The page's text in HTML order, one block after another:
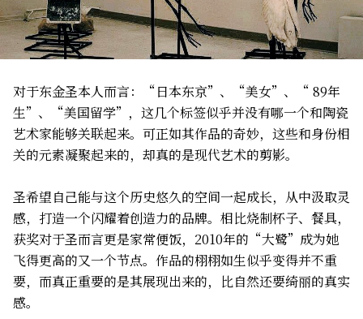
对于东金圣本人而言：“日本东京”、“美女”、“ 89年
生”、“美国留学”，这几个标签似乎并没有哪一个和陶瓷
艺术家能够关联起来。可正如其作品的奇妙，这些和身份相
关的元素凝聚起来的，却真的是现代艺术的剪影。
圣希望自己能与这个历史悠久的空间一起成长，从中汲取灵
感，打造一个闪耀着创造力的品牌。相比烧制杯子、餐具，
获奖对于圣而言更是家常便饭，2010年的“大鹭”成为她
飞得更高的又一个节点。作品的栩栩如生似乎变得并不重
要，而真正重要的是其展现出来的，比自然还要绮丽的真实
感。